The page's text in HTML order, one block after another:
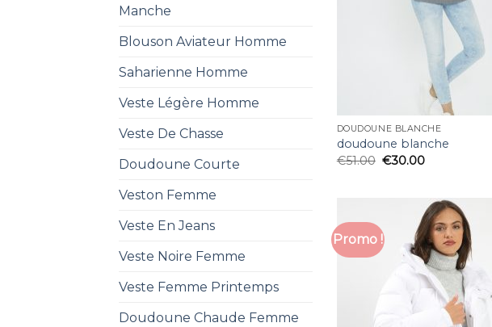
Manche
Blouson Aviateur Homme
Saharienne Homme
Veste Légère Homme
Veste De Chasse
Doudoune Courte
Veston Femme
Veste En Jeans
Veste Noire Femme
Veste Femme Printemps
Doudoune Chaude Femme
DOUDOUNE BLANCHE
doudoune blanche
€51.00 €30.00
Promo !